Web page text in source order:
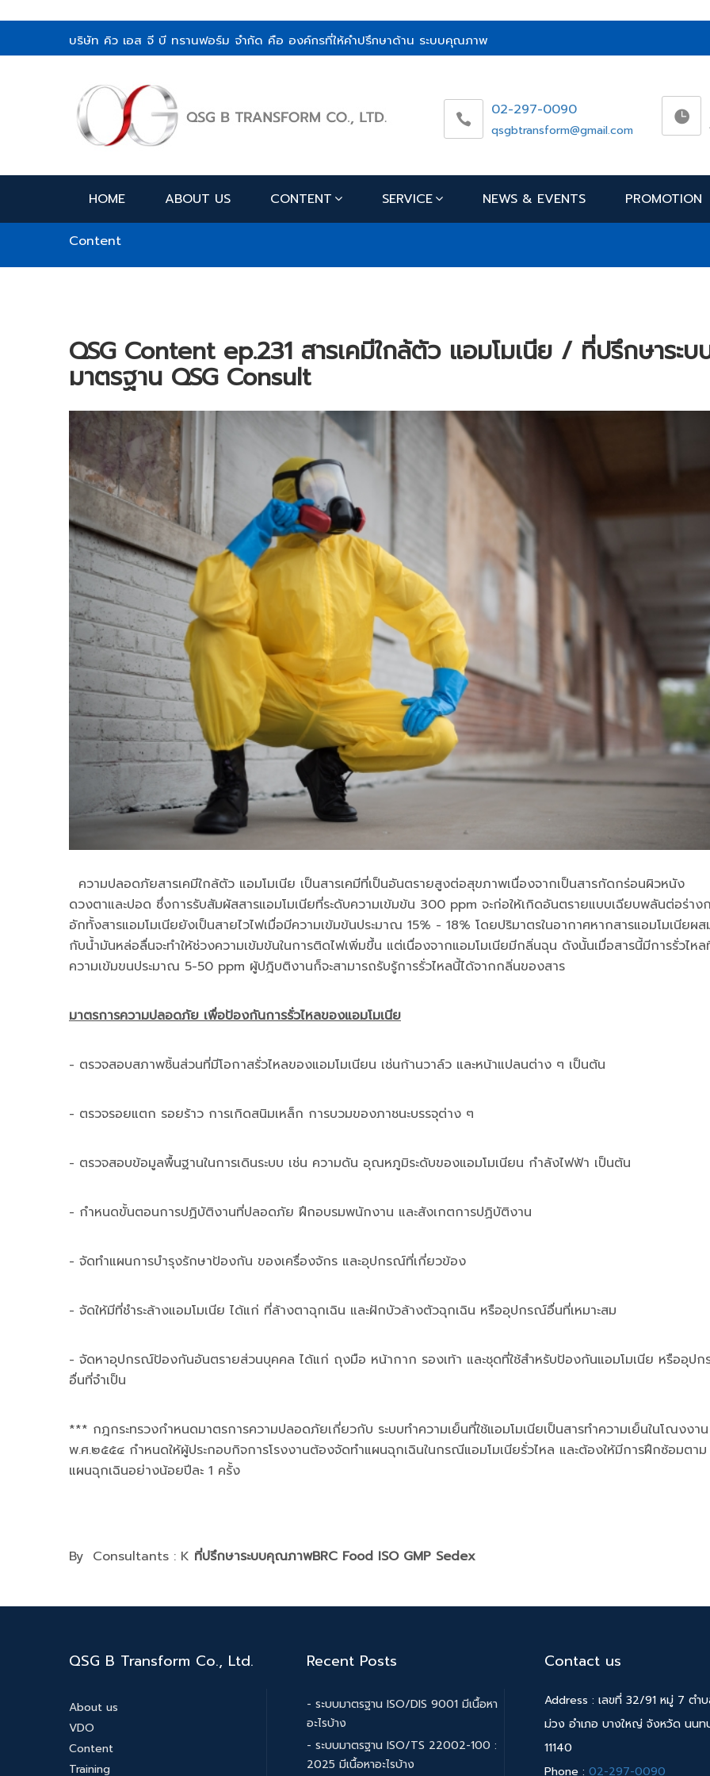
บริษัท คิว เอส จี บี ทรานฟอร์ม จำกัด คือ องค์กรที่ให้คำปรึกษาด้าน ระบบคุณภาพ
02-297-0090
qsgbtransform@gmail.com
HOME ABOUT US CONTENT SERVICE NEWS & EVENTS PROMOTION
Content
QSG Content ep.231 สารเคมีใกล้ตัว แอมโมเนีย / ที่ปรึกษาระบ
มาตรฐาน QSG Consult
ความปลอดภัยสารเคมีใกล้ตัว แอมโมเนีย เป็นสารเคมีที่เป็นอันตรายสูงต่อสุขภาพเนื่องจากเป็นสารกัดกร่อนผิวหนัง
ดวงตาและปอด ซึ่งการรับสัมผัสสารแอมโมเนียที่ระดับความเข้มข้น 300 ppm จะก่อให้เกิดอันตรายแบบเฉียบพลันต่อร่าง
อักทั้งสารแอมโมเนียยังเป็นสายไวไฟเมื่อมีความเข้มข้นประมาณ 15% - 18% โดยปริมาตรในอากาศหากสารแอมโมเนียผส
กับน้ำมันหล่อลื่นจะทำให้ช่วงความเข้มข้นในการติดไฟเพิ่มขึ้น แต่เนื่องจากแอมโมเนียมีกลิ่นฉุน ดังนั้นเมื่อสารนี้มีการรั่วไหล
ความเข้มขนประมาณ 5-50 ppm ผู้ปฎิบติงานก็จะสามารถรับรู้การรั่วไหลนี้ได้จากกลิ่นของสาร
มาตรการความปลอดภัย เพื่อป้องกันการรั่วไหลของแอมโมเนีย
- ตรวจสอบสภาพชิ้นส่วนที่มีโอกาสรั่วไหลของแอมโมเนียน เช่นก้านวาล์ว และหน้าแปลนต่าง ๆ เป็นต้น
- ตรวจรอยแตก รอยร้าว การเกิดสนิมเหล็ก การบวมของภาชนะบรรจุต่าง ๆ
- ตรวจสอบข้อมูลพื้นฐานในการเดินระบบ เช่น ความดัน อุณหภูมิระดับของแอมโมเนียน กำลังไฟฟ้า เป็นต้น
- กำหนดขั้นตอนการปฏิบัติงานที่ปลอดภัย ฝึกอบรมพนักงาน และสังเกตการปฏิบัติงาน
- จัดทำแผนการบำรุงรักษาป้องกัน ของเครื่องจักร และอุปกรณ์ที่เกี่ยวข้อง
- จัดให้มีที่ชำระล้างแอมโมเนีย ได้แก่ ที่ล้างตาฉุกเฉิน และฝักบัวล้างตัวฉุกเฉิน หรืออุปกรณ์อื่นที่เหมาะสม
- จัดหาอุปกรณ์ป้องกันอันตรายส่วนบุคคล ได้แก่ ถุงมือ หน้ากาก รองเท้า และชุดที่ใช้สำหรับป้องกันแอมโมเนีย หรืออุป
อื่นที่จำเป็น
*** กฎกระทรวงกำหนดมาตรการความปลอดภัยเกี่ยวกับ ระบบทำความเย็นที่ใช้แอมโมเนียเป็นสารทำความเย็นในโณงงาน
พ.ศ.๒๕๕๔ กำหนดให้ผู้ประกอบกิจการโรงงานต้องจัดทำแผนฉุกเฉินในกรณีแอมโมเนียรั่วไหล และต้องให้มีการฝึกซ้อมตาม
แผนฉุกเฉินอย่างน้อยปีละ 1 ครั้ง
By Consultants : K ที่ปรึกษาระบบคุณภาพBRC Food ISO GMP Sedex
QSG B Transform Co., Ltd.
About us
VDO
Content
Training
Recent Posts
- ระบบมาตรฐาน ISO/DIS 9001 มีเนื้อหา
อะไรบ้าง
- ระบบมาตรฐาน ISO/TS 22002-100 :
2025 มีเนื้อหาอะไรบ้าง
Contact us
Address : เลขที่ 32/91 หมู่ 7 ตำ
ม่วง อำเภอ บางใหญ่ จังหวัด นนท
11140
Phone : 02-297-0090